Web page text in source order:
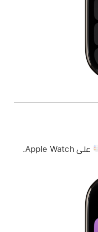
على Apple Watch.